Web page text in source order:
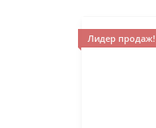
Лидер продаж!